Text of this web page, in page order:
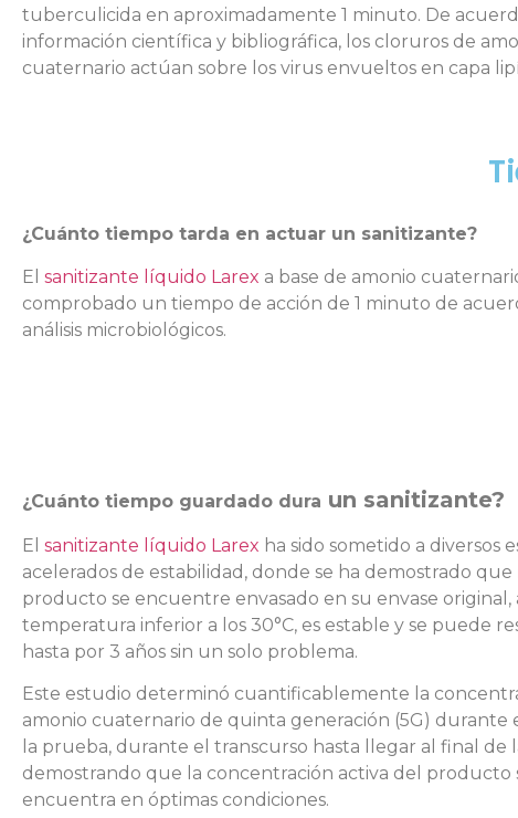
tuberculicida en aproximadamente 1 minuto. De
información científica y bibliográfica, los cloruros de
cuaternario actúan sobre los virus envueltos en capa
¿Cuánto tiempo tarda en actuar un sanitizante?
El sanitizante líquido Larex a base de amonio
comprobado un tiempo de acción de 1 minuto de
análisis microbiológicos.
¿Cuánto tiempo guardado dura un sanitizante?
El sanitizante líquido Larex ha sido sometido a diversos
acelerados de estabilidad, donde se ha demostrado que
producto se encuentre envasado en su envase original,
temperatura inferior a los 30°C, es estable y se puede
hasta por 3 años sin un solo problema.
Este estudio determinó cuantificablemente la
amonio cuaternario de quinta generación (5G) durante
la prueba, durante el transcurso hasta llegar al final de
demostrando que la concentración activa del producto
encuentra en óptimas condiciones.